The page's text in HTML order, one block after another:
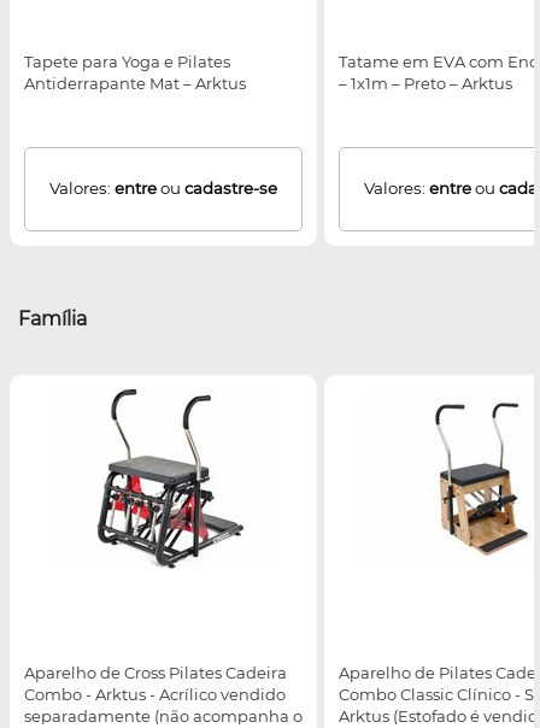
Tapete para Yoga e Pilates
Antiderrapante Mat – Arktus
Valores: entreou cadastre-se
Tatame em EVA com
– 1x1m – Preto – Arktus
Valores: entreou
Família
Aparelho de Cross Pilates Cadeira
Combo - Arktus - Acrílico vendido
separadamente (não acompanha o
Aparelho de Pilates
Combo Classic Clínico -
Arktus (Estofado é